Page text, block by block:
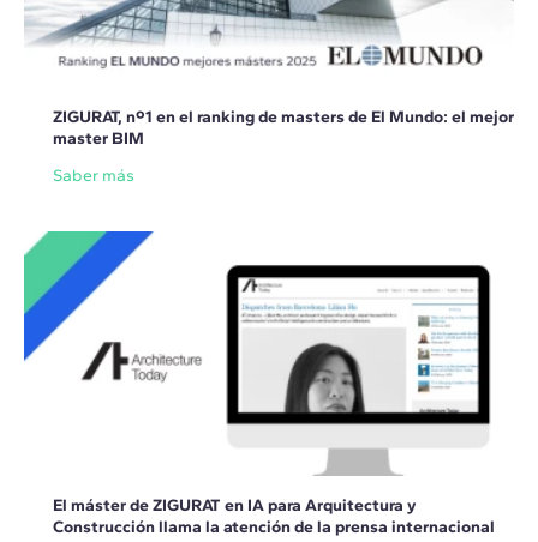
ZIGURAT, nº1 en el ranking de masters de El Mundo: el mejor
master BIM
Saber más
El máster de ZIGURAT en IA para Arquitectura y
Construcción llama la atención de la prensa internacional